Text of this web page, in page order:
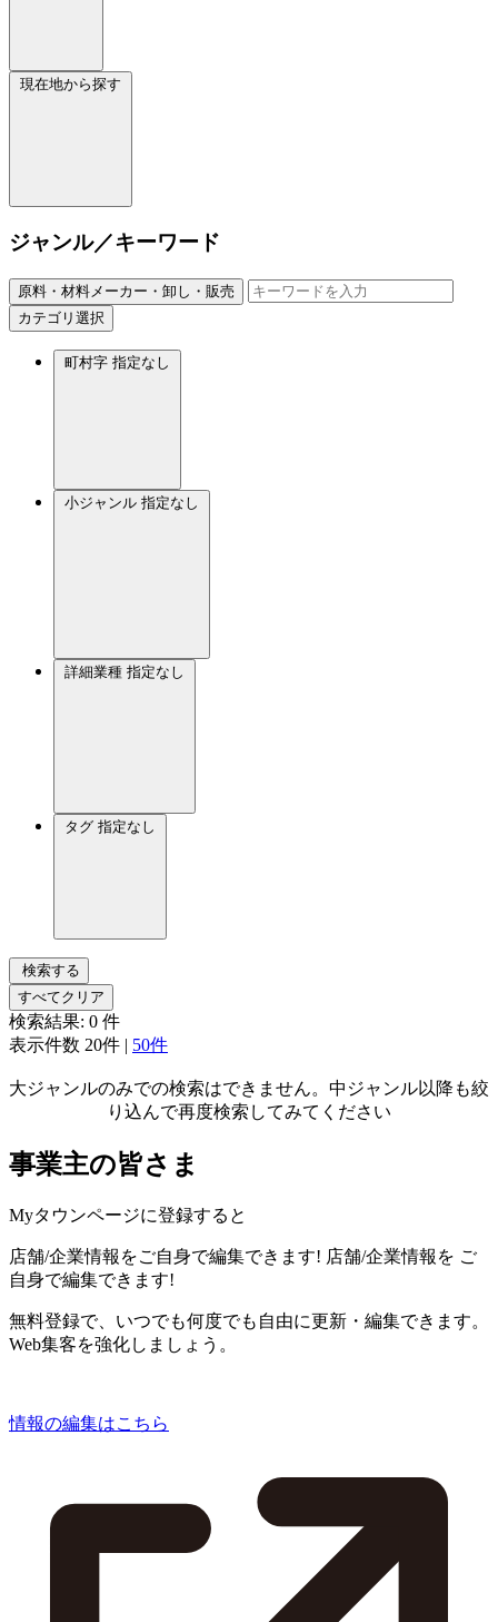
現在地から探す
ジャンル／キーワード
原料・材料メーカー・卸し・販売
カテゴリ選択
町村字 指定なし
小ジャンル 指定なし
詳細業種 指定なし
タグ 指定なし
検索する
すべてクリア
検索結果: 0 件
表示件数 20件 | 50件
大ジャンルのみでの検索はできません。中ジャンル以降も絞
り込んで再度検索してみてください
事業主の皆さま
Myタウンページに登録すると
店舗/企業情報をご自身で編集できます! 店舗/企業情報を ご
自身で編集できます!
無料登録で、いつでも何度でも自由に更新・編集できます。
Web集客を強化しましょう。
情報の編集はこちら